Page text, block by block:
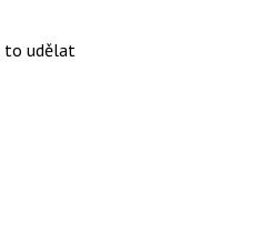
to udělat